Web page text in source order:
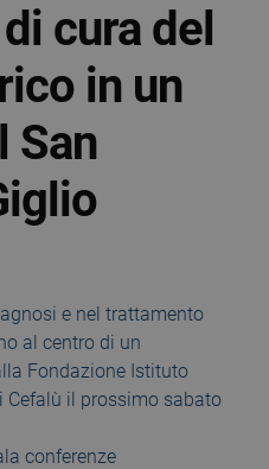
cura del
in un
San
e nel trattamento
al centro di un
Fondazione Istituto
Cefalù il prossimo sabato
conferenze